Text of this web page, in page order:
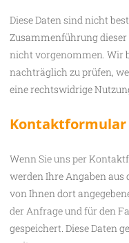
Diese Daten sind nicht
Zusammenführung
nicht vorgenommen. Wir
nachträglich zu prüfen,
eine rechtswidrige
Kontaktformular
Wenn Sie uns per
werden Ihre Angaben
von Ihnen dort
der Anfrage und für den
gespeichert. Diese Daten